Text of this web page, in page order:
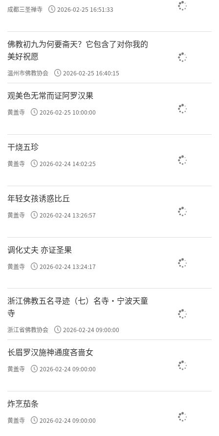
成都三圣禅寺 2026-02-25 16:51:33
佛教初九为何要斋天？它包含了对你我的
美好祝愿
温州市佛教协会 2026-02-25 16:40:15
观美色无常而证阿罗汉果
黄盖寺 2026-02-25 10:00:00
干烧五珍
黄盖寺 2026-02-24 14:02:25
年轻女孩诱惑比丘
黄盖寺 2026-02-24 13:26:57
调化丈夫 亦证圣果
黄盖寺 2026-02-24 13:24:17
浙江佛教五名寻迹（七）名寺·宁波天童
寺
浙江省佛教协会 2026-02-24 09:00:00
长眉罗汉施神通度吝啬女
黄盖寺 2026-02-24 09:00:00
炸烹茄条
黄盖寺 2026-02-24 09:00:00